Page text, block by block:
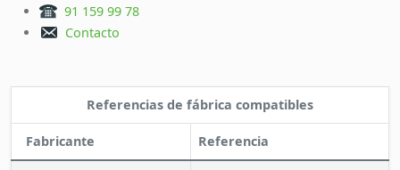
91 159 99 78
Contacto
Referencias de fábrica compatibles
Fabricante Referencia